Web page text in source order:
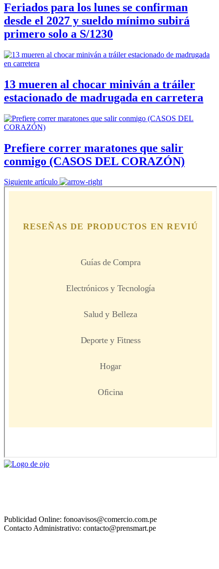
Feriados para los lunes se confirman
desde el 2027 y sueldo mínimo subirá
primero solo a S/1230
13 mueren al chocar miniván a tráiler
estacionado de madrugada en carretera
Prefiere correr maratones que salir
conmigo (CASOS DEL CORAZÓN)
Siguiente artículo
Publicidad Online: fonoavisos@comercio.com.pe
Contacto Administrativo: contacto@prensmart.pe